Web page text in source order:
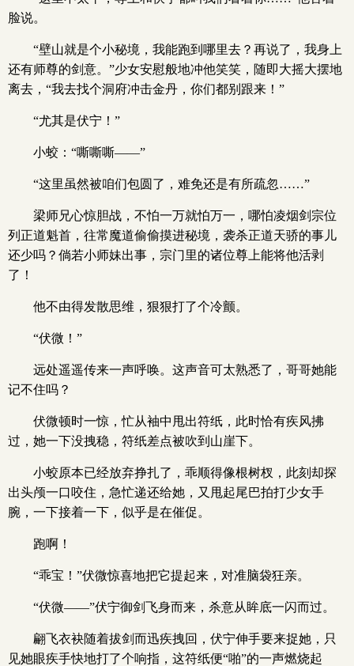
脸说。
“壁山就是个小秘境，我能跑到哪里去？再说了，我身上
还有师尊的剑意。”少女安慰般地冲他笑笑，随即大摇大摆地
离去，“我去找个洞府冲击金丹，你们都别跟来！”
“尤其是伏宁！”
小蛟：“嘶嘶嘶——”
“这里虽然被咱们包圆了，难免还是有所疏忽……”
梁师兄心惊胆战，不怕一万就怕万一，哪怕凌烟剑宗位
列正道魁首，往常魔道偷偷摸进秘境，袭杀正道天骄的事儿
还少吗？倘若小师妹出事，宗门里的诸位尊上能将他活剥
了！
他不由得发散思维，狠狠打了个冷颤。
“伏微！”
远处遥遥传来一声呼唤。这声音可太熟悉了，哥哥她能
记不住吗？
伏微顿时一惊，忙从袖中甩出符纸，此时恰有疾风拂
过，她一下没拽稳，符纸差点被吹到山崖下。
小蛟原本已经放弃挣扎了，乖顺得像根树杈，此刻却探
出头颅一口咬住，急忙递还给她，又甩起尾巴拍打少女手
腕，一下接着一下，似乎是在催促。
跑啊！
“乖宝！”伏微惊喜地把它提起来，对准脑袋狂亲。
“伏微——”伏宁御剑飞身而来，杀意从眸底一闪而过。
翩飞衣袂随着拔剑而迅疾拽回，伏宁伸手要来捉她，只
见她眼疾手快地打了个响指，这符纸便“啪”的一声燃烧起